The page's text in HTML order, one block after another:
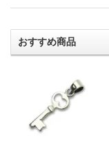
おすすめ商品